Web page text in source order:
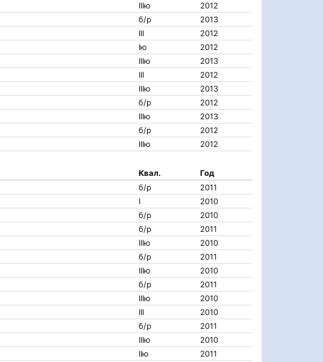
IIIю
2012
б/р
2013
III
2012
Iю
2012
IIIю
2013
III
2012
IIIю
2013
б/р
2012
IIIю
2013
б/р
2012
IIIю 2012
Квал.
Год
б/р
2011
I
2010
б/р
2010
б/р
2011
IIIю
2010
б/р
2011
IIIю
2010
б/р
2011
IIIю
2010
III
2010
б/р
2011
IIIю
2010
IIю 2011